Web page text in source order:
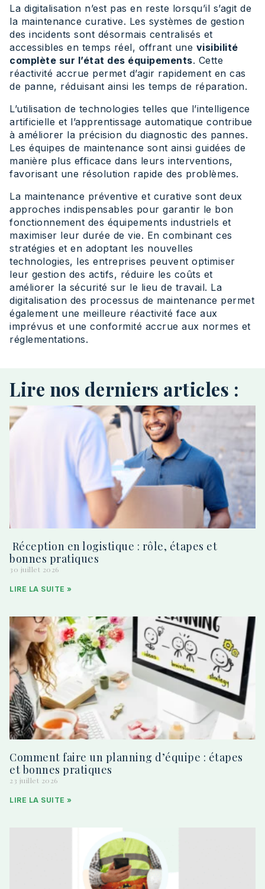
La digitalisation n’est pas en reste lorsqu’il s’agit de
la maintenance curative. Les systèmes de gestion
des incidents sont désormais centralisés et
accessibles en temps réel, offrant une visibilité
complète sur l’état des équipements. Cette
réactivité accrue permet d’agir rapidement en cas
de panne, réduisant ainsi les temps de réparation.
L’utilisation de technologies telles que l’intelligence
artificielle et l’apprentissage automatique contribue
à améliorer la précision du diagnostic des pannes.
Les équipes de maintenance sont ainsi guidées de
manière plus efficace dans leurs interventions,
favorisant une résolution rapide des problèmes.
La maintenance préventive et curative sont deux
approches indispensables pour garantir le bon
fonctionnement des équipements industriels et
maximiser leur durée de vie. En combinant ces
stratégies et en adoptant les nouvelles
technologies, les entreprises peuvent optimiser
leur gestion des actifs, réduire les coûts et
améliorer la sécurité sur le lieu de travail. La
digitalisation des processus de maintenance permet
également une meilleure réactivité face aux
imprévus et une conformité accrue aux normes et
réglementations.
Lire nos derniers articles :
Réception en logistique : rôle, étapes et
bonnes pratiques
30 juillet 2026
LIRE LA SUITE »
Comment faire un planning d’équipe : étapes
et bonnes pratiques
23 juillet 2026
LIRE LA SUITE »